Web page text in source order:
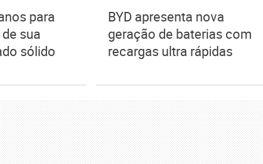
para
sua
sólido
BYD apresenta nova
geração de baterias com
recargas ultra rápidas